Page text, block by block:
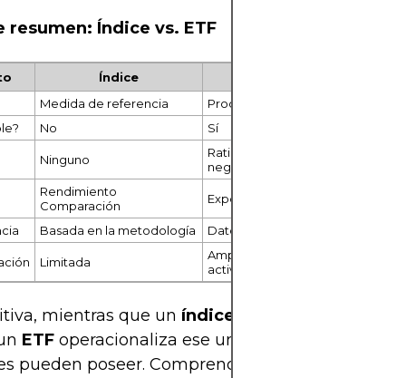
resumen: Índice vs. ETF
Índice
Medida de referencia
Producto de inversión
No Sí
Ninguno
Ratios de gastos, comisiones de
negociación
Rendimiento
Comparación
Exposición de inversión
Basada en la metodología Datos diarios de las tenencias
Limitada
Amplia (incluye versiones
activas)
mientras que un índice
ETF operacionaliza ese universo en algo que
pueden poseer. Comprender esta distinción